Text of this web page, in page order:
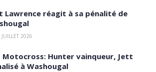
Lawrence réagit à sa pénalité de
2026
Motocross: Hunter vainqueur, Jett
à Washougal